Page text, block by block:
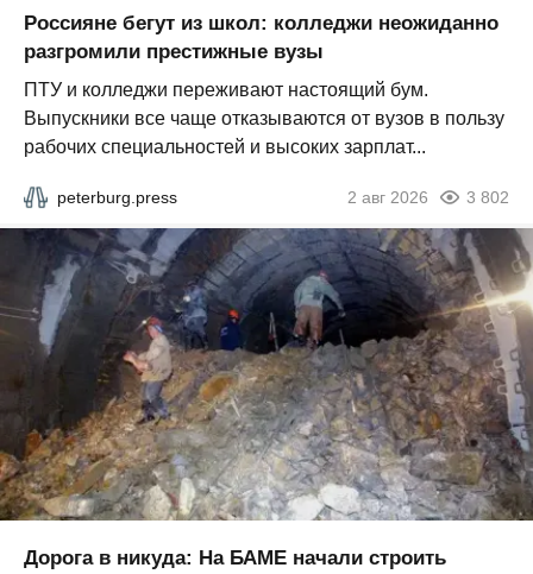
Россияне бегут из школ: колледжи неожиданно
разгромили престижные вузы
ПТУ и колледжи переживают настоящий бум.
Выпускники все чаще отказываются от вузов в пользу
рабочих специальностей и высоких зарплат...
peterburg.press 2 авг 2026 3 802
Дорога в никуда: На БАМЕ начали строить